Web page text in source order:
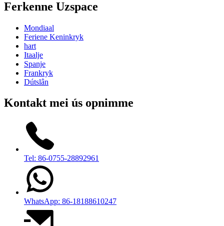
Ferkenne Uzspace
Mondiaal
Feriene Keninkryk
hart
Itaalje
Spanje
Frankryk
Dútslân
Kontakt mei ús opnimme
Tel: 86-0755-28892961
WhatsApp: 86-18188610247